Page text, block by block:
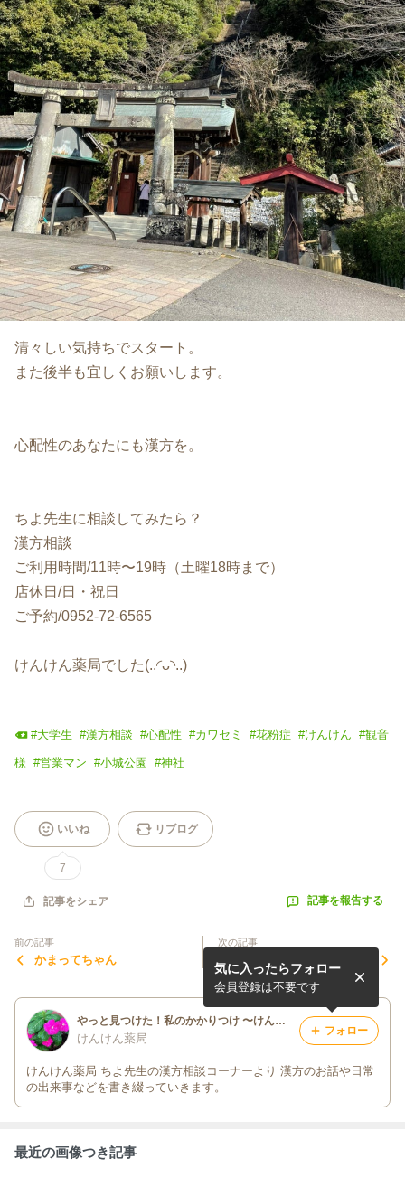
清々しい気持ちでスタート。
また後半も宜しくお願いします。
心配性のあなたにも漢方を。
ちよ先生に相談してみたら？
漢方相談
ご利用時間/11時〜19時（土曜18時まで）
店休日/日・祝日
ご予約/0952-72-6565
けんけん薬局でした(..◜ᴗ◝..)
#大学生 #漢方相談 #心配性 #カワセミ #花粉症 #けんけん #観音
様 #営業マン #小城公園 #神社
いいね
7
リブログ
記事をシェア 記事を報告する
前の記事
かまってちゃん
次の記事
やっと見つけた！私のかかりつけ 〜けんけん薬局〜
けんけん薬局
けんけん薬局 ちよ先生の漢方相談コーナーより 漢方のお話や日常
の出来事などを書き綴っていきます。
気に入ったらフォロー
会員登録は不要です
フォロー
最近の画像つき記事